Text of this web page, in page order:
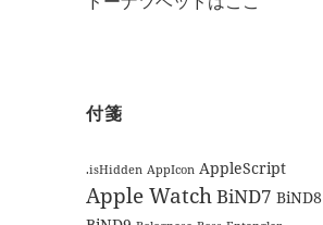
付箋
.isHidden AppIcon AppleScript
Apple Watch BiND7 BiND8